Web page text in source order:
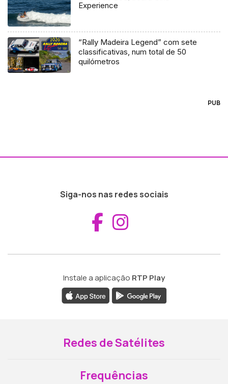
Experience
“Rally Madeira Legend” com sete
classificativas, num total de 50
quilómetros
PUB
Siga-nos nas redes sociais
Aceder ao
Instale a aplicação RTP Play
Redes de Satélites
Frequências